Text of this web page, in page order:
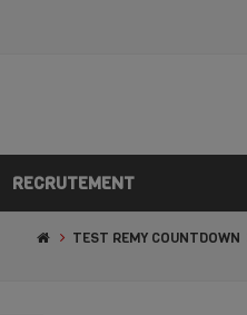
RECRUTEMENT
TEST REMY COUNTDOWN